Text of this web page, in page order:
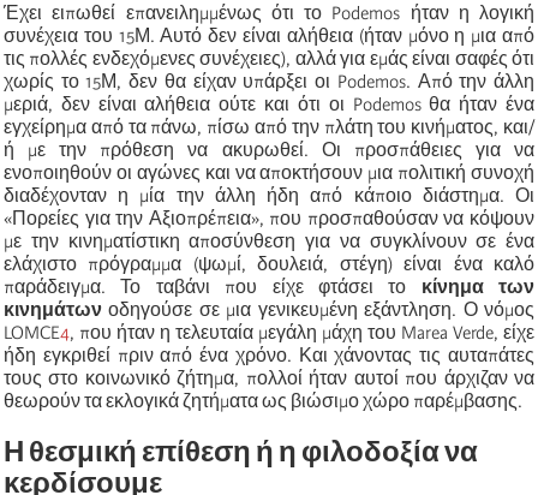
Έχει ειπωθεί επανειλημμένως ότι το Podemos ήταν η λογική
συνέχεια του 15Μ. Αυτό δεν είναι αλήθεια (ήταν μόνο η μια από
τις πολλές ενδεχόμενες συνέχειες), αλλά για εμάς είναι σαφές ότι
χωρίς το 15Μ, δεν θα είχαν υπάρξει οι Podemos. Από την άλλη
μεριά, δεν είναι αλήθεια ούτε και ότι οι Podemos θα ήταν ένα
εγχείρημα από τα πάνω, πίσω από την πλάτη του κινήματος, και/
ή με την πρόθεση να ακυρωθεί. Οι προσπάθειες για να
ενοποιηθούν οι αγώνες και να αποκτήσουν μια πολιτική συνοχή
διαδέχονταν η μία την άλλη ήδη από κάποιο διάστημα. Οι
«Πορείες για την Αξιοπρέπεια», που προσπαθούσαν να κόψουν
με την κινηματίστικη αποσύνθεση για να συγκλίνουν σε ένα
ελάχιστο πρόγραμμα (ψωμί, δουλειά, στέγη) είναι ένα καλό
παράδειγμα. Το ταβάνι που είχε φτάσει το κίνημα των
κινημάτων οδηγούσε σε μια γενικευμένη εξάντληση. Ο νόμος
LOMCE4, που ήταν η τελευταία μεγάλη μάχη του Marea Verde, είχε
ήδη εγκριθεί πριν από ένα χρόνο. Και χάνοντας τις αυταπάτες
τους στο κοινωνικό ζήτημα, πολλοί ήταν αυτοί που άρχιζαν να
θεωρούν τα εκλογικά ζητήματα ως βιώσιμο χώρο παρέμβασης.
Η θεσμική επίθεση ή η φιλοδοξία να
κερδίσουμε